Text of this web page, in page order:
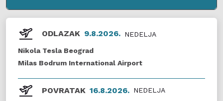
ODLAZAK 9.8.2026. NEDELJA
Nikola Tesla Beograd
Milas Bodrum International Airport
POVRATAK 16.8.2026. NEDELJA